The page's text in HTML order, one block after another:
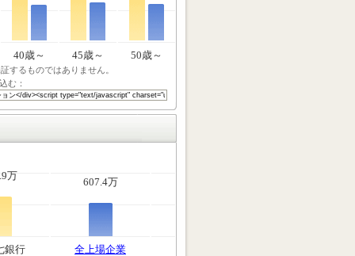
40歳～ 45歳～ 50歳～
するものではありません。
む：
万
607.4万
銀行
全上場企業